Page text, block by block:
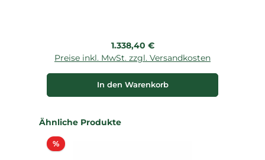
Regulärer Preis:
1.338,40 €
Preise inkl. MwSt. zzgl. Versandkosten
In den Warenkorb
Produktgalerie überspringen
Ähnliche Produkte
%Rabatt